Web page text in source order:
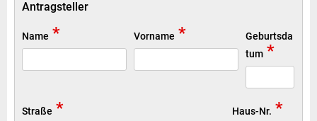
Antragsteller
Name * Vorname *
Geburtsda
tum *
Straße * Haus-Nr. *